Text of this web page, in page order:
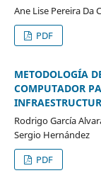
Ane Lise Pereira Da
PDF
METODOLOGÍA
COMPUTADOR
Rodrigo García
Sergio Hernández
PDF